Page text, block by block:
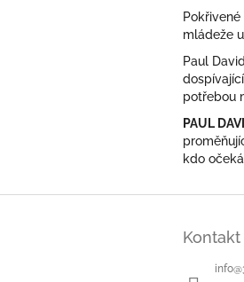
mládeže
Paul
potřebou
PAUL
kdo
Kontakt
info@